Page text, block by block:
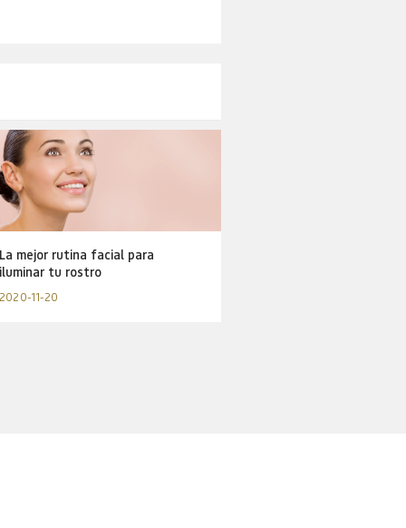
La mejor rutina facial para
iluminar tu rostro
2020-11-20